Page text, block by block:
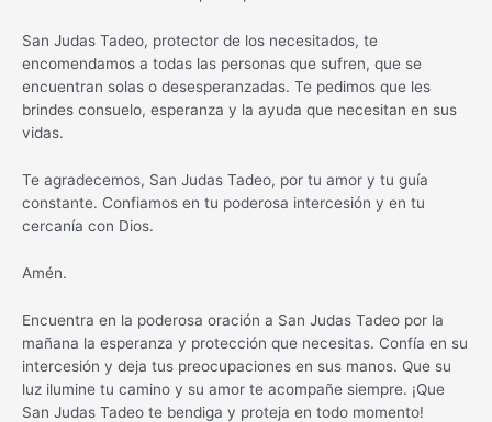
San Judas Tadeo, protector de los necesitados, te
encomendamos a todas las personas que sufren, que se
encuentran solas o desesperanzadas. Te pedimos que les
brindes consuelo, esperanza y la ayuda que necesitan en sus
vidas.
Te agradecemos, San Judas Tadeo, por tu amor y tu guía
constante. Confiamos en tu poderosa intercesión y en tu
cercanía con Dios.
Amén.
Encuentra en la poderosa oración a San Judas Tadeo por la
mañana la esperanza y protección que necesitas. Confía en su
intercesión y deja tus preocupaciones en sus manos. Que su
luz ilumine tu camino y su amor te acompañe siempre. ¡Que
San Judas Tadeo te bendiga y proteja en todo momento!